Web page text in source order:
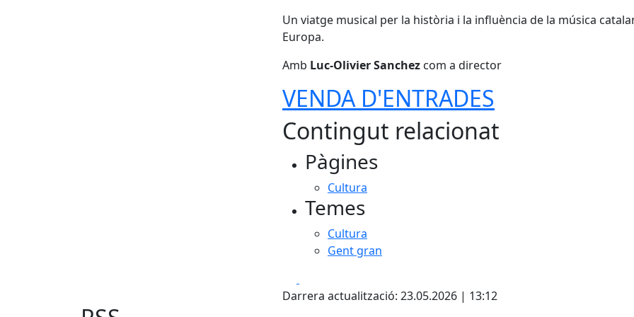
Un viatge musical per la història i la influència de la música
Europa.
Amb Luc-Olivier Sanchez com a director
VENDA D'ENTRADES
Contingut relacionat
Pàgines
Cultura
Temes
Cultura
Gent gran
Darrera actualització: 23.05.2026 | 13:12